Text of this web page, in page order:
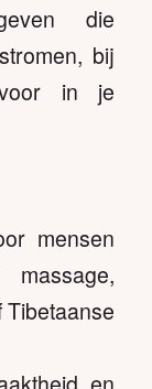
die
bij
in je
mensen